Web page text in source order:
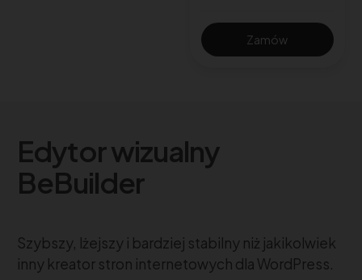
Zamów
Edytor wizualny
BeBuilder
Szybszy, lżejszy i bardziej stabilny niż jakikolwiek
inny kreator stron internetowych dla WordPress.